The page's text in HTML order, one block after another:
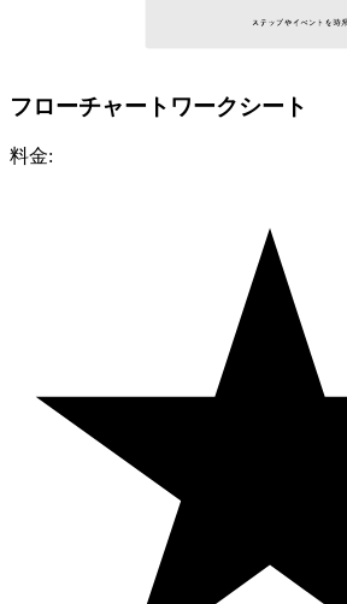
フローチャートワークシート
料金: